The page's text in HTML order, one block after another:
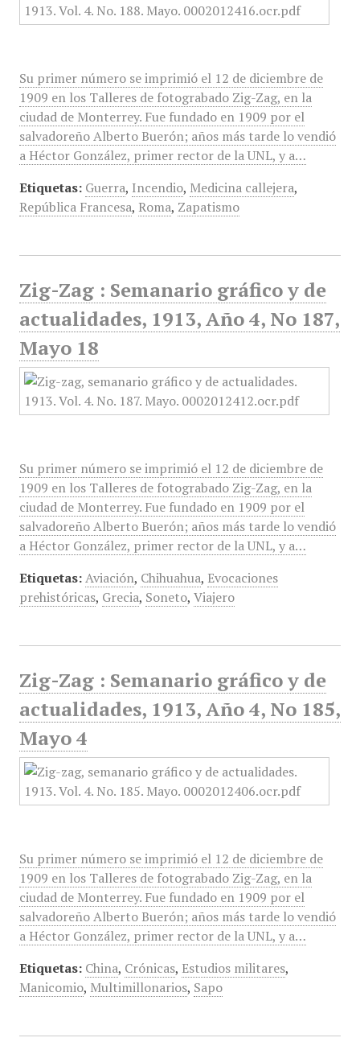
Su primer número se imprimió el 12 de diciembre de
1909 en los Talleres de fotograbado Zig-Zag, en la
ciudad de Monterrey. Fue fundado en 1909 por el
salvadoreño Alberto Buerón; años más tarde lo vendió
a Héctor González, primer rector de la UNL, y a…
Etiquetas: Guerra, Incendio, Medicina callejera,
República Francesa, Roma, Zapatismo
Zig-Zag : Semanario gráfico y de
actualidades, 1913, Año 4, No 187,
Mayo 18
Su primer número se imprimió el 12 de diciembre de
1909 en los Talleres de fotograbado Zig-Zag, en la
ciudad de Monterrey. Fue fundado en 1909 por el
salvadoreño Alberto Buerón; años más tarde lo vendió
a Héctor González, primer rector de la UNL, y a…
Etiquetas: Aviación, Chihuahua, Evocaciones
prehistóricas, Grecia, Soneto, Viajero
Zig-Zag : Semanario gráfico y de
actualidades, 1913, Año 4, No 185,
Mayo 4
Su primer número se imprimió el 12 de diciembre de
1909 en los Talleres de fotograbado Zig-Zag, en la
ciudad de Monterrey. Fue fundado en 1909 por el
salvadoreño Alberto Buerón; años más tarde lo vendió
a Héctor González, primer rector de la UNL, y a…
Etiquetas: China, Crónicas, Estudios militares,
Manicomio, Multimillonarios, Sapo